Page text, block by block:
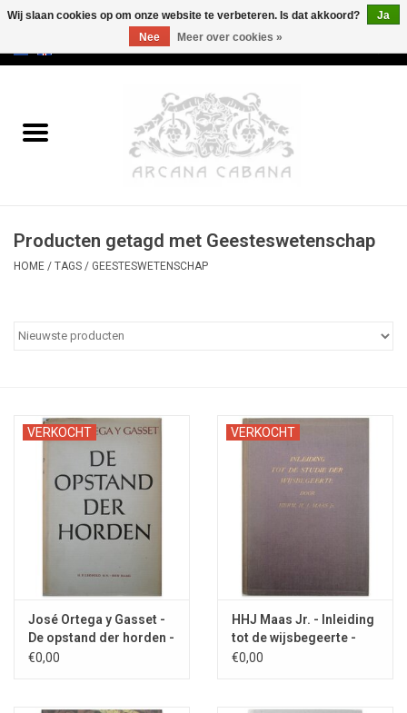
Oud & Zeldzaam
Erotica
Categorieën
Producten getagd met Geesteswetenschap
HOME / TAGS / GEESTESWETENSCHAP
VERKOCHT
José Ortega y Gasset -
De opstand der horden -
1954
€0,00
VERKOCHT
HHJ Maas Jr. - Inleiding
tot de wijsbegeerte -
1926
€0,00
Wij slaan cookies op om onze website te verbeteren. Is dat akkoord?
Ja
Nee
Meer over cookies »